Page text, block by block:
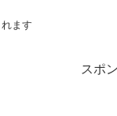
ます
スポ